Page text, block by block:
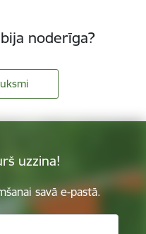
noderīga?
uzzina!
savā e-pastā.